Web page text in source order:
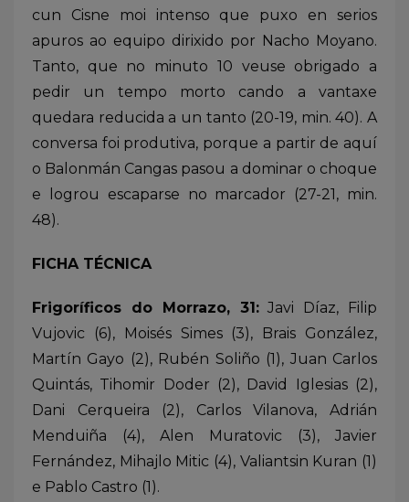
cun Cisne moi intenso que puxo en serios
apuros ao equipo dirixido por Nacho Moyano.
Tanto, que no minuto 10 veuse obrigado a
pedir un tempo morto cando a vantaxe
quedara reducida a un tanto (20-19, min. 40). A
conversa foi produtiva, porque a partir de aquí
o Balonmán Cangas pasou a dominar o choque
e logrou escaparse no marcador (27-21, min.
48).
FICHA TÉCNICA
Frigoríficos do Morrazo, 31:Javi Díaz, Filip
Vujovic (6), Moisés Simes (3), Brais González,
Martín Gayo (2), Rubén Soliño (1), Juan Carlos
Quintás, Tihomir Doder (2), David Iglesias (2),
Dani Cerqueira (2), Carlos Vilanova, Adrián
Menduiña (4), Alen Muratovic (3), Javier
Fernández, Mihajlo Mitic (4), Valiantsin Kuran (1)
e Pablo Castro (1).